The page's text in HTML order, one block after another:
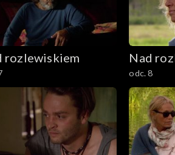
rozlewiskiem Nad
odc. 8